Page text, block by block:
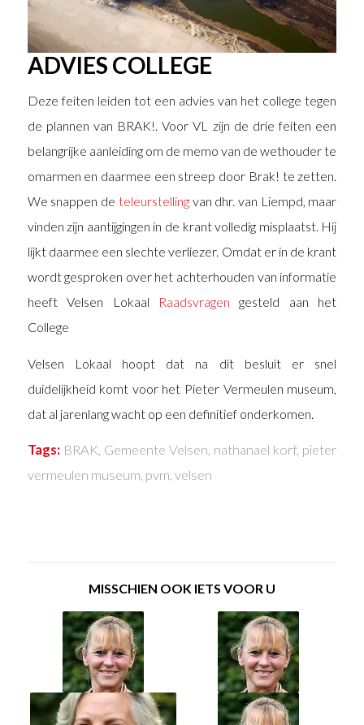
ADVIES COLLEGE
Deze feiten leiden tot een advies van het college tegen
de plannen van BRAK!. Voor VL zijn de drie feiten een
belangrijke aanleiding om de memo van de wethouder te
omarmen en daarmee een streep door Brak! te zetten.
We snappen de teleurstellingvan dhr. van Liempd, maar
vinden zijn aantijgingen in de krant volledig misplaatst. Hij
lijkt daarmee een slechte verliezer. Omdat er in de krant
wordt gesproken over het achterhouden van informatie
heeft Velsen Lokaal
Raadsvragen gesteld aan het
College
Velsen Lokaal hoopt dat na dit besluit er snel
duidelijkheid komt voor het Pieter Vermeulen museum,
dat al jarenlang wacht op een definitief onderkomen.
Tags: BRAK, Gemeente Velsen, nathanael korf, pieter
vermeulen museum, pvm, velsen
MISSCHIEN OOK IETS VOOR U